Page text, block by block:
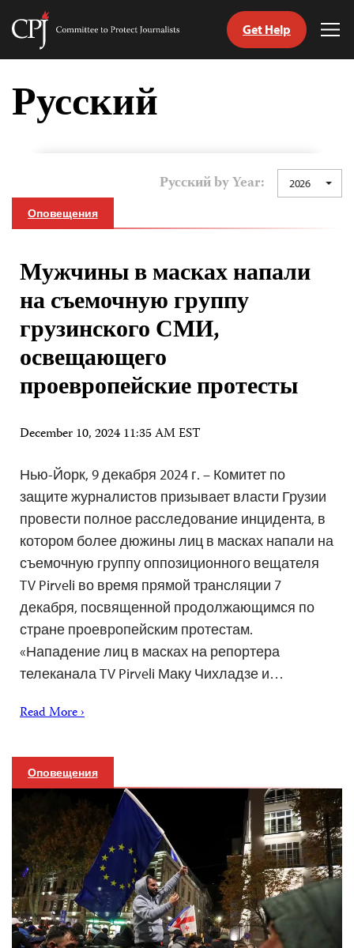
Skip
content
Committee
Journalists
Get Help
Русский
Русский by Year: 2026
Оповещения
Мужчины в масках напали
на съемочную группу
грузинского СМИ,
освещающего
проевропейские протесты
December 10, 2024 11:35 AM EST
Нью-Йорк, 9 декабря 2024 г. – Комитет по
защите журналистов призывает власти Грузии
провести полное расследование инцидента, в
котором более дюжины лиц в масках напали на
съемочную группу оппозиционного вещателя
TV Pirveli во время прямой трансляции 7
декабря, посвященной продолжающимся по
стране проевропейским протестам.
«Нападение лиц в масках на репортера
телеканала TV Pirveli Маку Чихладзе и…
Read More ›
Оповещения